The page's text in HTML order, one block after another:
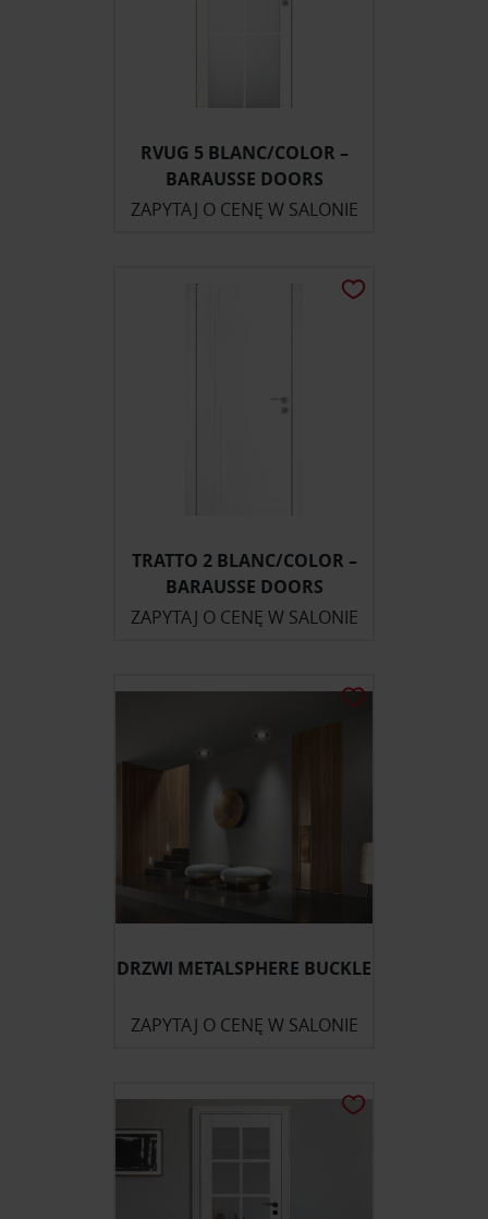
RVUG 5 BLANC/COLOR –
BARAUSSE DOORS
ZAPYTAJ O CENĘ W SALONIE
TRATTO 2 BLANC/COLOR –
BARAUSSE DOORS
ZAPYTAJ O CENĘ W SALONIE
DRZWI METALSPHERE BUCKLE
ZAPYTAJ O CENĘ W SALONIE